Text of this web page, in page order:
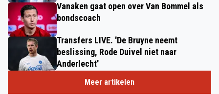
Vanaken gaat open over Van Bommel als
bondscoach
Transfers LIVE. 'De Bruyne neemt
beslissing, Rode Duivel niet naar
Anderlecht'
Meer artikelen